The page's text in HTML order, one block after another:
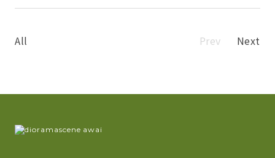
All Prev Next